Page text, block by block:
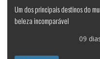
Um dos principais destinos do
beleza incomparável
09